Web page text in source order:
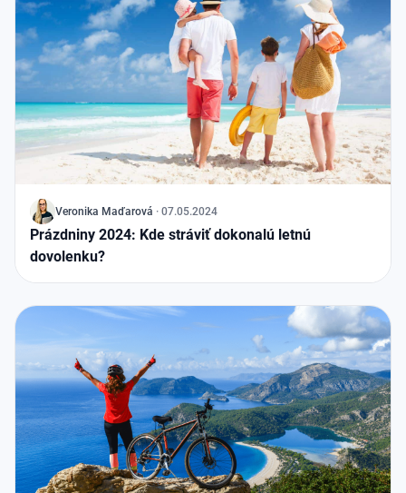
J Veronika Maďarová · 07.05.2024
Prázdniny 2024: Kde stráviť dokonalú letnú
dovolenku?